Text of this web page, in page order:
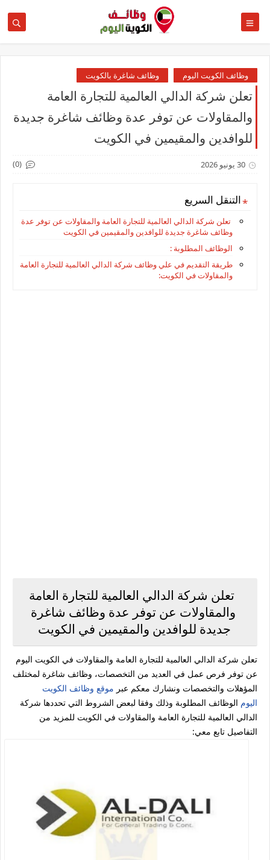
وظائف الكويت اليوم وظائف شاغرة بالكويت
تعلن شركة الدالي العالمية للتجارة العامة
والمقاولات عن توفر عدة وظائف شاغرة جديدة
للوافدين والمقيمين في الكويت
30 يونيو 2026 (0)
التنقل السريع
تعلن شركة الدالي العالمية للتجارة العامة والمقاولات عن توفر عدة
وظائف شاغرة جديدة للوافدين والمقيمين في الكويت
الوظائف المطلوبة :
طريقة التقديم في علي وظائف شركة الدالي العالمية للتجارة العامة
والمقاولات في الكويت:
تعلن شركة الدالي العالمية للتجارة العامة
والمقاولات عن توفر عدة وظائف شاغرة
جديدة للوافدين والمقيمين في الكويت
تعلن شركة الدالي العالمية للتجارة العامة والمقاولات في الكويت اليوم
عن توفر فرص عمل في العديد من التخصصات، وظائف شاغرة لمختلف
المؤهلات والتخصصات ونشارك معكم عبر موقع وظائف الكويت
اليوم الوظائف المطلوبة وذلك وفقا لبعض الشروط التي تحددها شركة
الدالي العالمية للتجارة العامة والمقاولات في الكويت للمزيد من
التفاصيل تابع معي: